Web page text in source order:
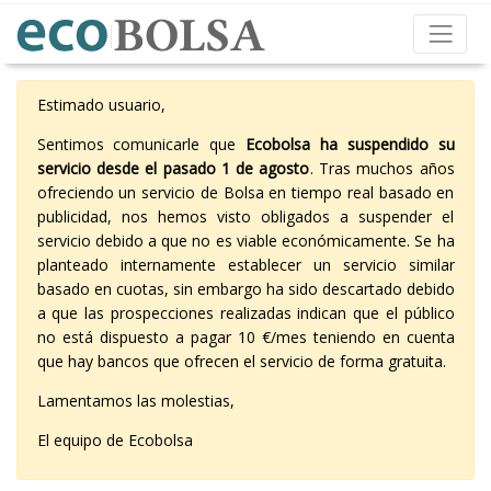
Estimado usuario,
Sentimos comunicarle que Ecobolsa ha suspendido su
servicio desde el pasado 1 de agosto. Tras muchos años
ofreciendo un servicio de Bolsa en tiempo real basado en
publicidad, nos hemos visto obligados a suspender el
servicio debido a que no es viable económicamente. Se ha
planteado internamente establecer un servicio similar
basado en cuotas, sin embargo ha sido descartado debido
a que las prospecciones realizadas indican que el público
no está dispuesto a pagar 10 €/mes teniendo en cuenta
que hay bancos que ofrecen el servicio de forma gratuita.
Lamentamos las molestias,
El equipo de Ecobolsa